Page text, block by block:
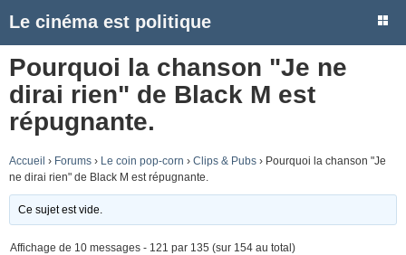
Le cinéma est politique
Pourquoi la chanson "Je ne
dirai rien" de Black M est
répugnante.
Accueil › Forums › Le coin pop-corn › Clips & Pubs › Pourquoi la chanson "Je
ne dirai rien" de Black M est répugnante.
Ce sujet est vide.
Affichage de 10 messages - 121 par 135 (sur 154 au total)